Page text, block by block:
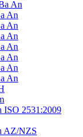
An
An
An
An
An
An
An
An
ISO 2531:2009
AZ/NZS